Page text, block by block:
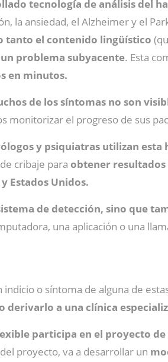
tecnología de análisis del
la ansiedad, el Alzheimer y el
tanto el contenido lingüístico
problema subyacente. Esta
en minutos.
de los síntomas no son
monitorizar el progreso de sus
y psiquiatras utilizan
cribaje para obtener resultados
Estados Unidos.
de detección, sino que
una aplicación o una
o síntoma de alguna de
a una clínica
participa en el proyecto
proyecto, va a desarrollar un